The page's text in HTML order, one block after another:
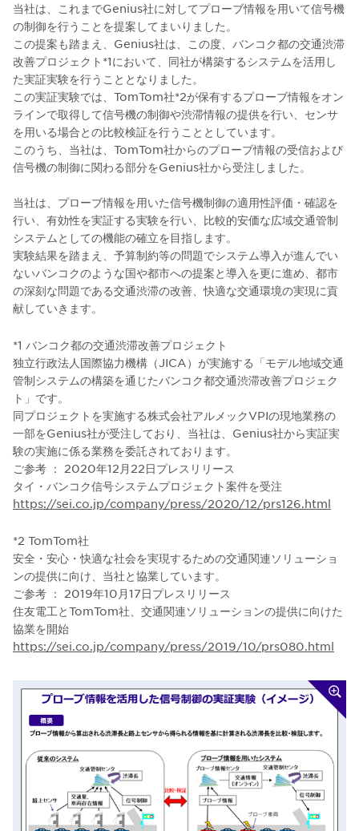
当社は、これまでGenius社に対してプローブ情報を用いて信号機
の制御を行うことを提案してまいりました。
この提案も踏まえ、Genius社は、この度、バンコク都の交通渋滞
改善プロジェクト*1において、同社が構築するシステムを活用し
た実証実験を行うこととなりました。
この実証実験では、TomTom社*2が保有するプローブ情報をオン
ラインで取得して信号機の制御や渋滞情報の提供を行い、センサ
を用いる場合との比較検証を行うこととしています。
このうち、当社は、TomTom社からのプローブ情報の受信および
信号機の制御に関わる部分をGenius社から受注しました。
当社は、プローブ情報を用いた信号機制御の適用性評価・確認を
行い、有効性を実証する実験を行い、比較的安価な広域交通管制
システムとしての機能の確立を目指します。
実験結果を踏まえ、予算制約等の問題でシステム導入が進んでい
ないバンコクのような国や都市への提案と導入を更に進め、都市
の深刻な問題である交通渋滞の改善、快適な交通環境の実現に貢
献していきます。
*1 バンコク都の交通渋滞改善プロジェクト
独立行政法人国際協力機構（JICA）が実施する「モデル地域交通
管制システムの構築を通じたバンコク都交通渋滞改善プロジェク
ト」です。
同プロジェクトを実施する株式会社アルメックVPIの現地業務の
一部をGenius社が受注しており、当社は、Genius社から実証実
験の実施に係る業務を委託されております。
ご参考 ： 2020年12月22日プレスリリース
タイ・バンコク信号システムプロジェクト案件を受注
https://sei.co.jp/company/press/2020/12/prs126.html
*2 TomTom社
安全・安心・快適な社会を実現するための交通関連ソリューショ
ンの提供に向け、当社と協業しています。
ご参考 ： 2019年10月17日プレスリリース
住友電工とTomTom社、交通関連ソリューションの提供に向けた
協業を開始
https://sei.co.jp/company/press/2019/10/prs080.html